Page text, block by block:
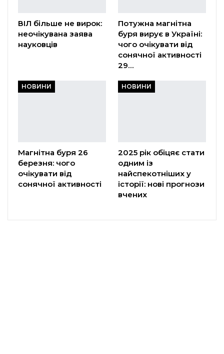
ВІЛ більше не вирок:
неочікувана заява
науковців
Потужна магнітна
буря вирує в Україні:
чого очікувати від
сонячної активності
29…
НОВИНИ
Магнітна буря 26
березня: чого
очікувати від
сонячної активності
НОВИНИ
2025 рік обіцяє стати
одним із
найспекотніших у
історії: нові прогнози
вчених